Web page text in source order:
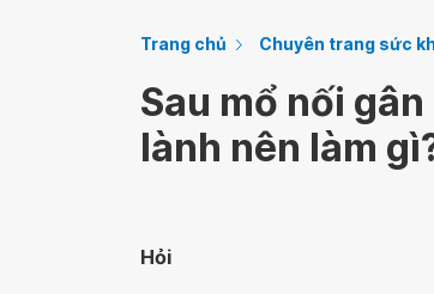
Trang chủ Chuyên trang sức
Sau mổ nối
lành nên làm
Hỏi